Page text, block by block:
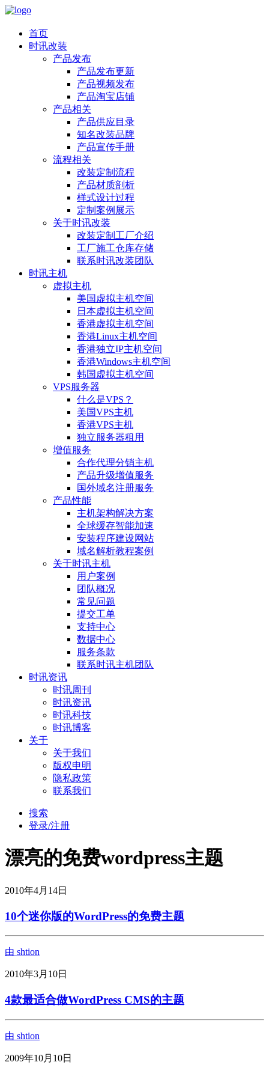
首页
时讯改装
产品发布
产品发布更新
产品视频发布
产品淘宝店铺
产品相关
产品供应目录
知名改装品牌
产品宣传手册
流程相关
改装定制流程
产品材质剖析
样式设计过程
定制案例展示
关于时讯改装
改装定制工厂介绍
工厂施工仓库存储
联系时讯改装团队
时讯主机
虚拟主机
美国虚拟主机空间
日本虚拟主机空间
香港虚拟主机空间
香港Linux主机空间
香港独立IP主机空间
香港Windows主机空间
韩国虚拟主机空间
VPS服务器
什么是VPS？
美国VPS主机
香港VPS主机
独立服务器租用
增值服务
合作代理分销主机
产品升级增值服务
国外域名注册服务
产品性能
主机架构解决方案
全球缓存智能加速
安装程序建设网站
域名解析教程案例
关于时讯主机
用户案例
团队概况
常见问题
提交工单
支持中心
数据中心
服务条款
联系时讯主机团队
时讯资讯
时讯周刊
时讯资讯
时讯科技
时讯博客
关于
关于我们
版权申明
隐私政策
联系我们
搜索
登录/注册
漂亮的免费wordpress主题
2010年4月14日
10个迷你版的WordPress的免费主题
由 shtion
2010年3月10日
4款最适合做WordPress CMS的主题
由 shtion
2009年10月10日